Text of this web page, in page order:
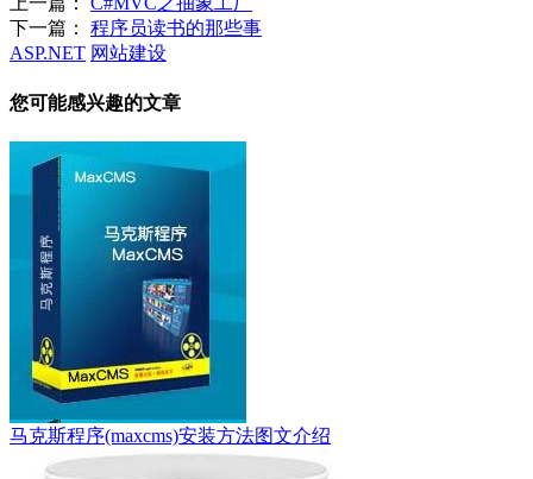
下一篇：
程序员读书的那些事
ASP.NET 网站建设
您可能感兴趣的文章
马克斯程序(maxcms)安装方法图文介绍